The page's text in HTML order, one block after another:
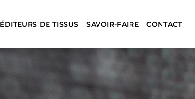
ÉDITEURS DE TISSUS SAVOIR-FAIRE CONTACT